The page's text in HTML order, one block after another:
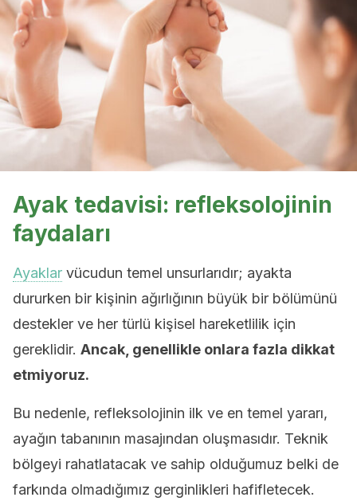
Ayak tedavisi: refleksolojinin
faydaları
Ayaklar vücudun temel unsurlarıdır; ayakta
dururken bir kişinin ağırlığının büyük bir bölümünü
destekler ve her türlü kişisel hareketlilik için
gereklidir. Ancak, genellikle onlara fazla dikkat
etmiyoruz.
Bu nedenle, refleksolojinin ilk ve en temel yararı,
ayağın tabanının masajından oluşmasıdır. Teknik
bölgeyi rahatlatacak ve sahip olduğumuz belki de
farkında olmadığımız gerginlikleri hafifletecek.